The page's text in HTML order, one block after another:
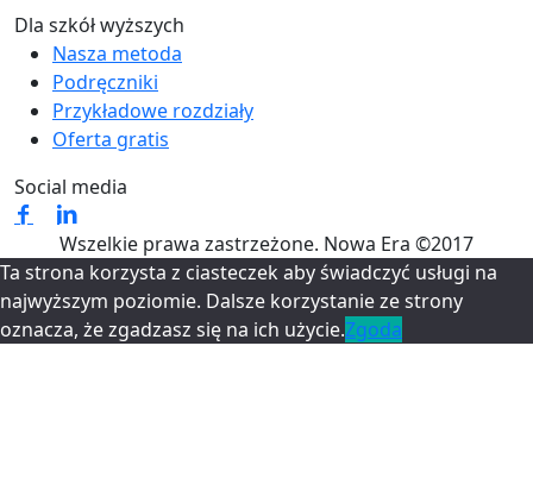
Dla szkół wyższych
Nasza metoda
Podręczniki
Przykładowe rozdziały
Oferta gratis
Social media
Wszelkie prawa zastrzeżone. Nowa Era ©2017
Ta strona korzysta z ciasteczek aby świadczyć usługi na
najwyższym poziomie. Dalsze korzystanie ze strony
oznacza, że zgadzasz się na ich użycie.Zgoda